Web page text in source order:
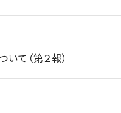
て（第２報）